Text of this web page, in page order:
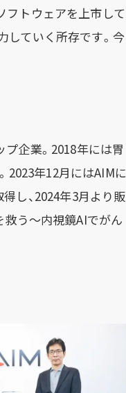
フトウェアを上市して
していく所存です。今
企業。2018年には胃
2023年12月にはAIMに
し、2024年3月より販
救う～内視鏡AIでがん